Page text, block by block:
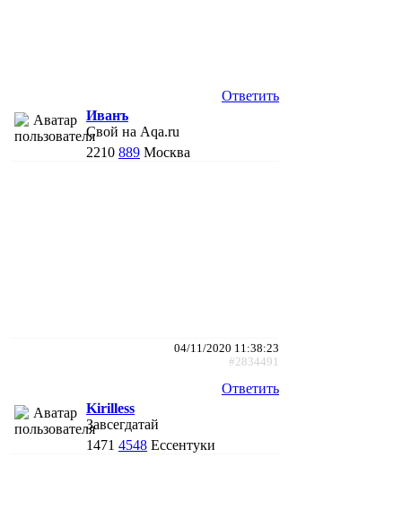
Ответить
Иванъ
Свой на Aqa.ru
2210 889 Москва
04/11/2020 11:38:23
#2834491
Ответить
Kirilless
Завсегдатай
1471 4548 Ессентуки